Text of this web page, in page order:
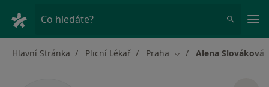
Co hledáte?
Hlavní Stránka Plicní Lékař Praha Změna města
Alena Slováková